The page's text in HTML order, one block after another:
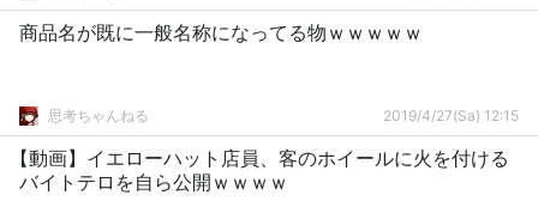
商品名が既に一般名称になってる物ｗｗｗｗｗ
思考ちゃんねる 2019/4/27(Sa) 12:15
【動画】イエローハット店員、客のホイールに火を付ける
バイトテロを自ら公開ｗｗｗｗ